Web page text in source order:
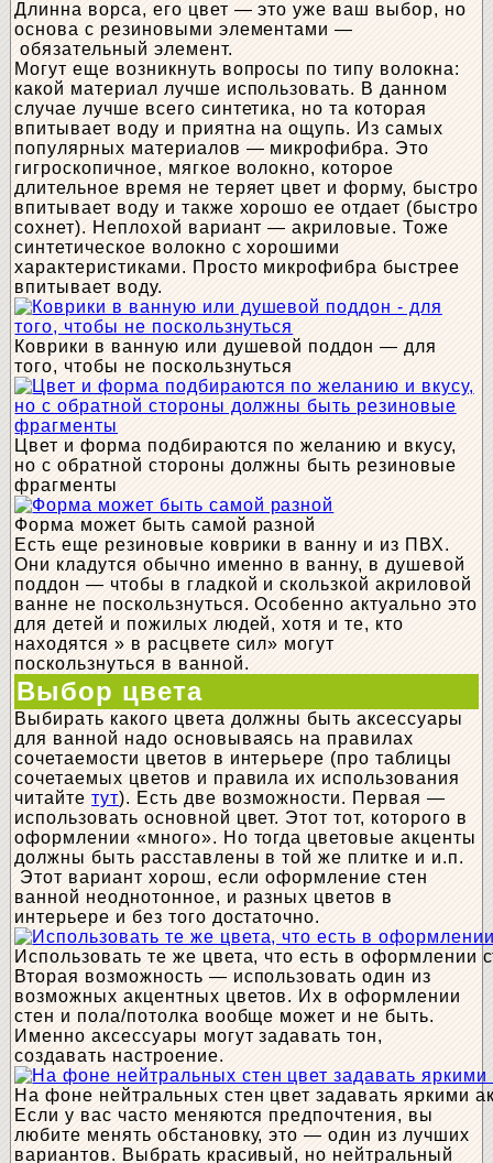
Длинна ворса, его цвет — это уже ваш выбор, но
основа с резиновыми элементами —
обязательный элемент.
Могут еще возникнуть вопросы по типу волокна:
какой материал лучше использовать. В данном
случае лучше всего синтетика, но та которая
впитывает воду и приятна на ощупь. Из самых
популярных материалов — микрофибра. Это
гигроскопичное, мягкое волокно, которое
длительное время не теряет цвет и форму, быстро
впитывает воду и также хорошо ее отдает (быстро
сохнет). Неплохой вариант — акриловые. Тоже
синтетическое волокно с хорошими
характеристиками. Просто микрофибра быстрее
впитывает воду.
Коврики в ванную или душевой поддон — для
того, чтобы не поскользнуться
Цвет и форма подбираются по желанию и вкусу,
но с обратной стороны должны быть резиновые
фрагменты
Форма может быть самой разной
Есть еще резиновые коврики в ванну и из ПВХ.
Они кладутся обычно именно в ванну, в душевой
поддон — чтобы в гладкой и скользкой акриловой
ванне не поскользнуться. Особенно актуально это
для детей и пожилых людей, хотя и те, кто
находятся » в расцвете сил» могут
поскользнуться в ванной.
Выбор цвета
Выбирать какого цвета должны быть аксессуары
для ванной надо основываясь на правилах
сочетаемости цветов в интерьере (про таблицы
сочетаемых цветов и правила их использования
читайтетут). Есть две возможности. Первая —
использовать основной цвет. Этот тот, которого в
оформлении «много». Но тогда цветовые акценты
должны быть расставлены в той же плитке и и.п.
Этот вариант хорош, если оформление стен
ванной неоднотонное, и разных цветов в
интерьере и без того достаточно.
Использовать те же цвета, что есть в оформлении
Вторая возможность — использовать один из
возможных акцентных цветов. Их в оформлении
стен и пола/потолка вообще может и не быть.
Именно аксессуары могут задавать тон,
создавать настроение.
На фоне нейтральных стен цвет задавать яркими
Если у вас часто меняются предпочтения, вы
любите менять обстановку, это — один из лучших
вариантов. Выбрать красивый, но нейтральный